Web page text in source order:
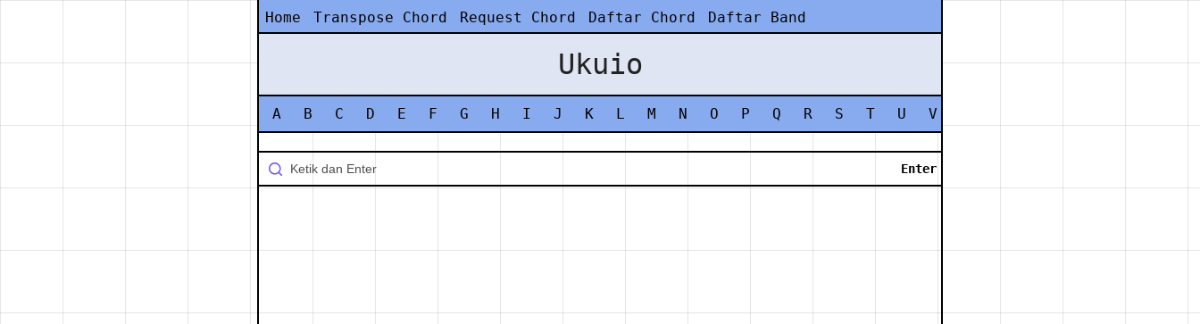
Home Transpose Chord Request Chord Daftar Chord Daftar Band
Ukuio
A B C D E F G H I J K L M N O P Q R S T U V